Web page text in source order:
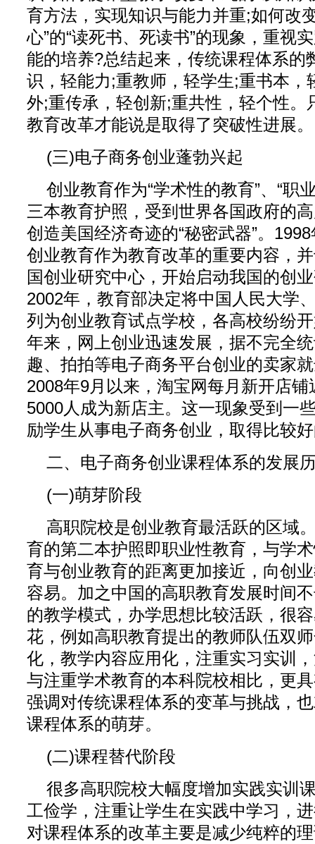
育方法，实现知识与能力并重;如何改
心”的“读死书、死读书”的现象，重视
能的培养?总结起来，传统课程体系的
识，轻能力;重教师，轻学生;重书本，
外;重传承，轻创新;重共性，轻个性。
教育改革才能说是取得了突破性进展。
(三)电子商务创业蓬勃兴起
创业教育作为“学术性的教育”、“职
三本教育护照，受到世界各国政府的
创造美国经济奇迹的“秘密武器”。
创业教育作为教育改革的重要内容，
国创业研究中心，开始启动我国的创
2002年，教育部决定将中国人民大学
列为创业教育试点学校，各高校纷纷
年来，网上创业迅速发展，据不完全
趣、拍拍等电子商务平台创业的卖家
2008年9月以来，淘宝网每月新开店
5000人成为新店主。这一现象受到一
励学生从事电子商务创业，取得比较
二、电子商务创业课程体系的发展
(一)萌芽阶段
高职院校是创业教育最活跃的区域
育的第二本护照即职业性教育，与学
育与创业教育的距离更加接近，向创
容易。加之中国的高职教育发展时间
的教学模式，办学思想比较活跃，很
花，例如高职教育提出的教师队伍双
化，教学内容应用化，注重实习实训
与注重学术教育的本科院校相比，更
强调对传统课程体系的变革与挑战，
课程体系的萌芽。
(二)课程替代阶段
很多高职院校大幅度增加实践实训
工俭学，注重让学生在实践中学习，
对课程体系的改革主要是减少纯粹的